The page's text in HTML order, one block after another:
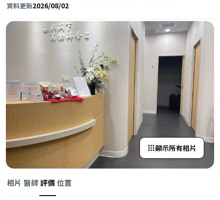
資料更新2026/08/02
顯示所有相片
相片 醫師評價位置